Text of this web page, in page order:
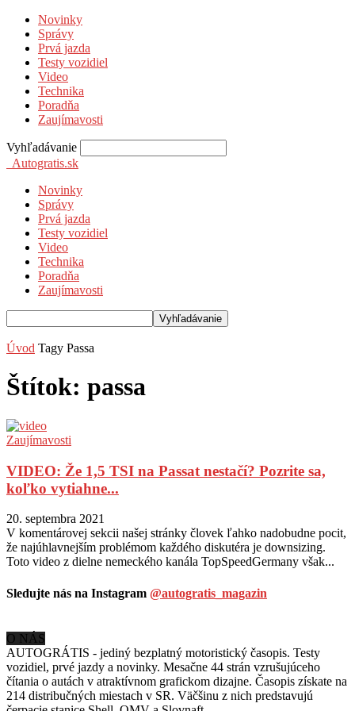
Novinky
Správy
Prvá jazda
Testy vozidiel
Video
Technika
Poradňa
Zaujímavosti
Vyhľadávanie
Autogratis.sk
Novinky
Správy
Prvá jazda
Testy vozidiel
Video
Technika
Poradňa
Zaujímavosti
Úvod Tagy Passa
Štítok: passa
Zaujímavosti
VIDEO: Že 1,5 TSI na Passat nestačí? Pozrite sa,
koľko vytiahne...
20. septembra 2021
V komentárovej sekcii našej stránky človek ľahko nadobudne pocit,
že najúhlavnejším problémom každého diskutéra je downsizing.
Toto video z dielne nemeckého kanála TopSpeedGermany však...
Sledujte nás na Instagram @autogratis_magazin
O NÁS
AUTOGRÁTIS - jediný bezplatný motoristický časopis. Testy
vozidiel, prvé jazdy a novinky. Mesačne 44 strán vzrušujúceho
čítania o autách v atraktívnom grafickom dizajne. Časopis získate na
214 distribučných miestach v SR. Väčšinu z nich predstavujú